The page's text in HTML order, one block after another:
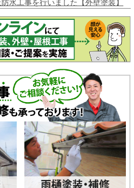
水工事を行いました【外壁塗装】